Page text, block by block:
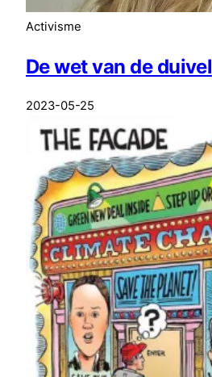
Activisme
De wet van de duivel
2023-05-25